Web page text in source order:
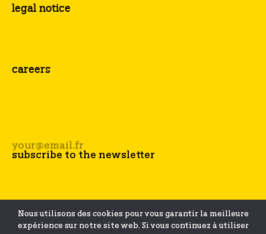
legal notice
careers
Nous utilisons des cookies pour vous garantir la meilleure
expérience sur notre site web. Si vous continuez à utiliser